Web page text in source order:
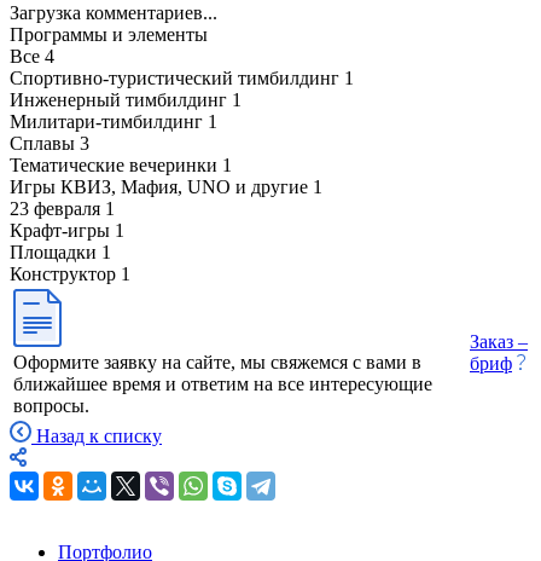
Загрузка комментариев...
Программы и элементы
Все 4
Спортивно-туристический тимбилдинг 1
Инженерный тимбилдинг 1
Милитари-тимбилдинг 1
Сплавы 3
Тематические вечеринки 1
Игры КВИЗ, Мафия, UNO и другие 1
23 февраля 1
Крафт-игры 1
Площадки 1
Конструктор 1
Оформите заявку на сайте, мы свяжемся с вами в
ближайшее время и ответим на все интересующие
вопросы.
Заказ –
бриф
Назад к списку
Портфолио